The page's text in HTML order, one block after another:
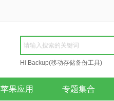
Hi Backup(移动存储备份工具)
Repair
苹果应用 专题集合